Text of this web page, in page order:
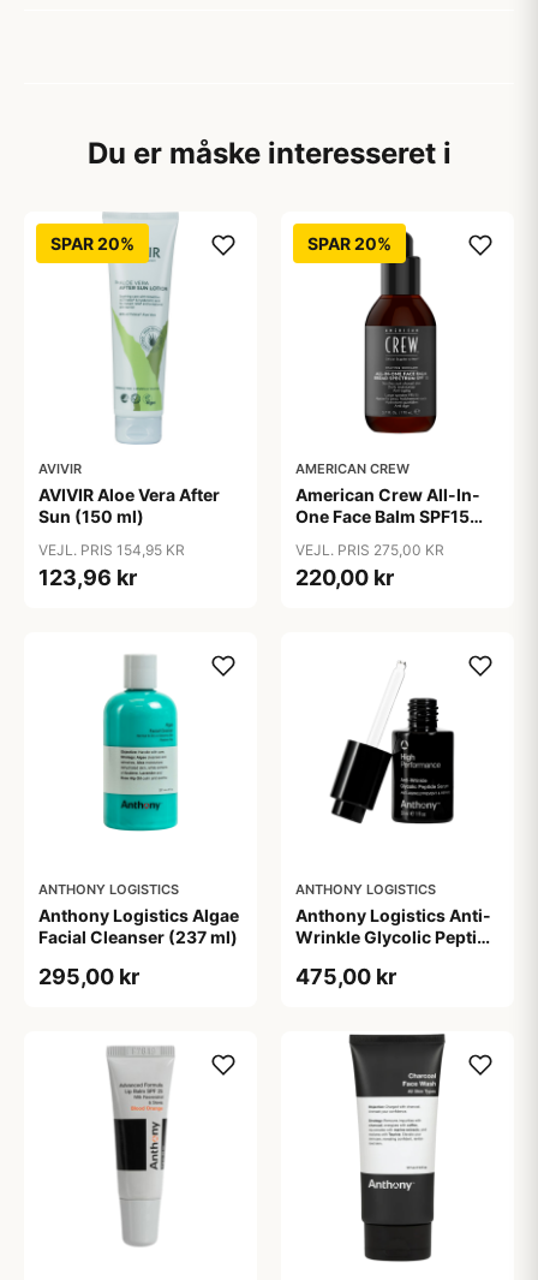
Du er måske interesseret i
SPAR 20%
AVIVIR
AVIVIR Aloe Vera After
Sun (150 ml)
VEJL. PRIS 154,95 KR
123,96 kr
SPAR 20%
AMERICAN CREW
American Crew All-In-
One Face Balm SPF15
VEJL. PRIS 275,00 KR
220,00 kr
ANTHONY LOGISTICS
Anthony Logistics Algae
Facial Cleanser (237 ml)
295,00 kr
ANTHONY LOGISTICS
Anthony Logistics Anti-
Wrinkle Glycolic Peptide
475,00 kr